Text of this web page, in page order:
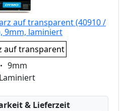
auf transparent (40910 /
9mm, laminiert
auf transparent
Eigenschaft:
9mm
Laminiert
& Lieferzeit